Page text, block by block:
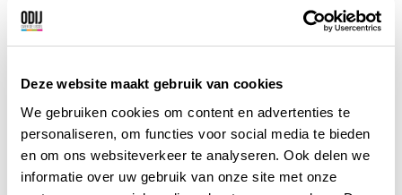
Deze website maakt gebruik van cookies
We gebruiken cookies om content en advertenties te
personaliseren, om functies voor social media te bieden
en om ons websiteverkeer te analyseren. Ook delen we
informatie over uw gebruik van onze site met onze